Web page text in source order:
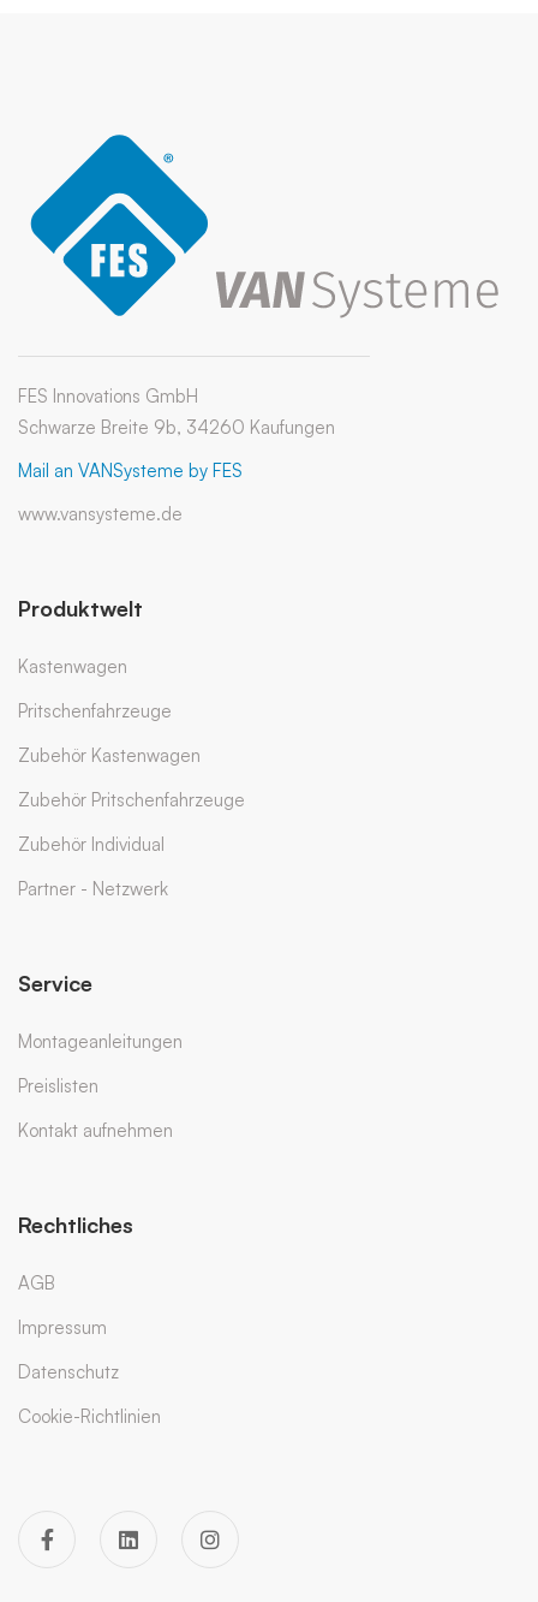
FES Innovations GmbH
Schwarze Breite 9b, 34260 Kaufungen
Mail an VANSysteme by FES
www.vansysteme.de
Produktwelt
Kastenwagen
Pritschenfahrzeuge
Zubehör Kastenwagen
Zubehör Pritschenfahrzeuge
Zubehör Individual
Partner - Netzwerk
Service
Montageanleitungen
Preislisten
Kontakt aufnehmen
Rechtliches
AGB
Impressum
Datenschutz
Cookie-Richtlinien